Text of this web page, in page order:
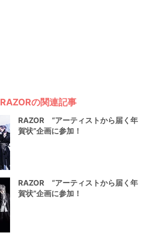
RAZORの関連記事
RAZOR “アーティストから届く年
賀状”企画に参加！
RAZOR “アーティストから届く年
賀状”企画に参加！